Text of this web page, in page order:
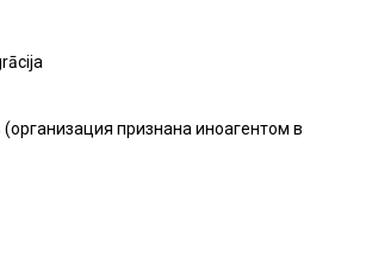
признана иноагентом в